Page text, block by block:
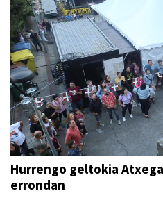
Hurrengo geltokia
errondan